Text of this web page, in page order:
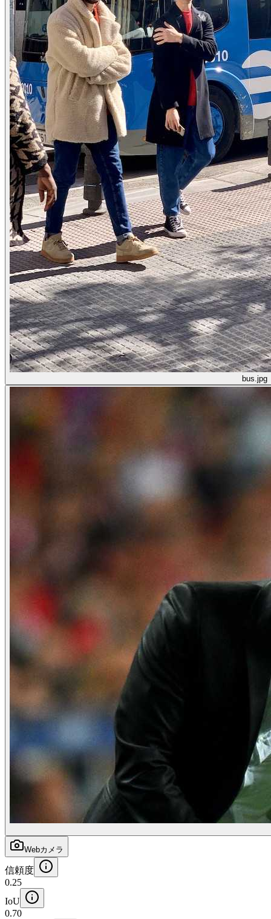
bus.jpg
Webカメラ
信頼度
0.25
IoU
0.70